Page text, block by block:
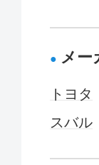
メー
トヨタ
スバル